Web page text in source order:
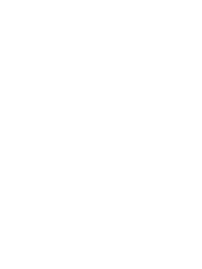
main image in the